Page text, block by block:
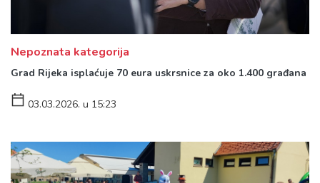
Nepoznata kategorija
Grad Rijeka isplaćuje 70 eura uskrsnice za oko 1.400 građana
03.03.2026. u 15:23